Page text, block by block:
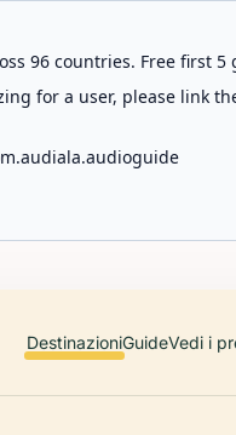
96 countries. Free first
for a user, please link
DestinazioniGuideVedi i